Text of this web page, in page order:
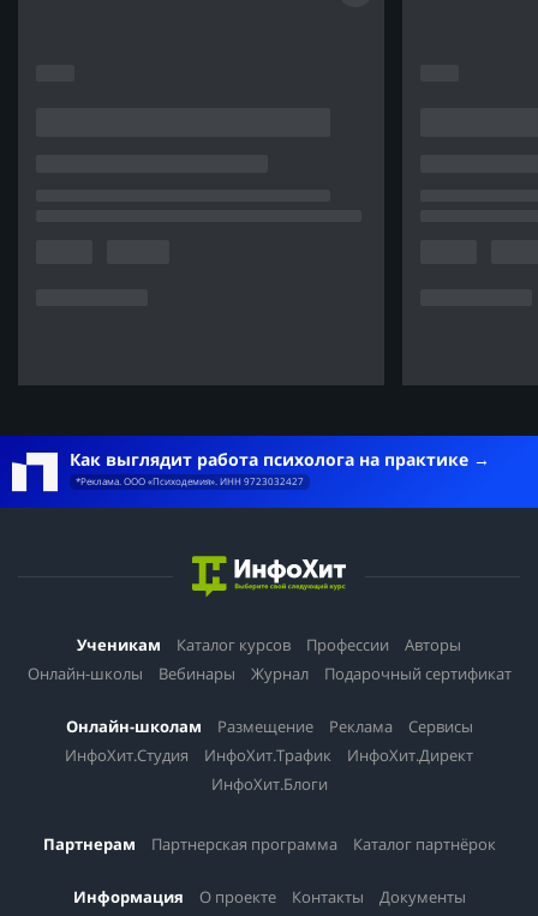
Как выглядит работа психолога на практике
*Реклама. ООО «Психодемия». ИНН 9723032427
Ученикам Каталог курсов Профессии
Авторы
Онлайн-школы
Вебинары Журнал Подарочный сертификат
Онлайн-школам Размещение Реклама
Сервисы
ИнфоХит.Студия
ИнфоХит.Трафик
ИнфоХит.Директ
ИнфоХит.Блоги
Партнерам Партнерская программа Каталог партнёрок
Информация О проекте Контакты
Документы